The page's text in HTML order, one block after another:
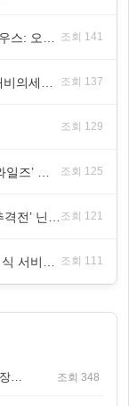
조회 141
조회 137
조회 129
조회 125
조회 121
조회 111
아머드 트레인 워페어 – 무장 열차를 지휘해 전장을 돌파하는 생존 전투 게임 조회 348